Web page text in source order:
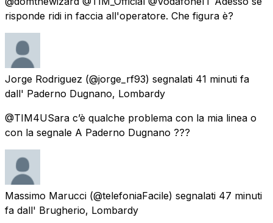
risponde ridi in faccia all'operatore. Che figura è?
Jorge Rodriguez (@jorge_rf93) segnalati 41 minuti fa
dall' Paderno Dugnano, Lombardy
@TIM4USara c’è qualche problema con la mia linea o
con la segnale A Paderno Dugnano ???
Massimo Marucci (@telefoniaFacile) segnalati 47 minuti
fa dall' Brugherio, Lombardy